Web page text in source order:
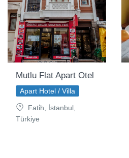
Mutlu Flat Apart Otel
Apart Hotel / Villa
Fati̇h, İstanbul,
Türkiye